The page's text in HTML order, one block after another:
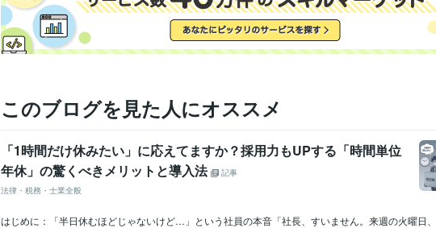
このブログを見た人にオススメ
「1時間だけ休みたい」に応えてますか？採用力もUPする「時間単位
年休」の驚くべきメリットと導入法
記事
法律・税務・士業全般
はじめに：「半日休むほどじゃないけど…」という社員の本音「社長、すいません。来週の火曜日